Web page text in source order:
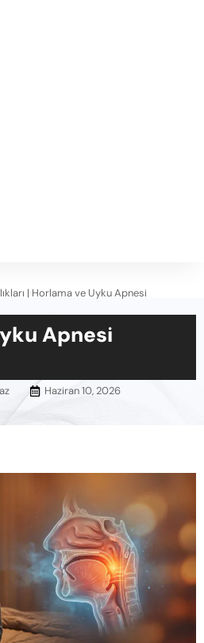
| Horlama ve Uyku Apnesi
Apnesi
Haziran 10, 2026